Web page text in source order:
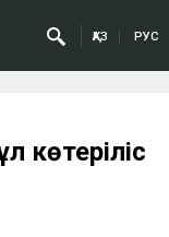
ҚАЗ РУС
көтеріліс